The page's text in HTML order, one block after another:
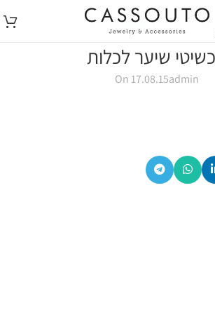
שיער לכלות
admin
On 17.08.15